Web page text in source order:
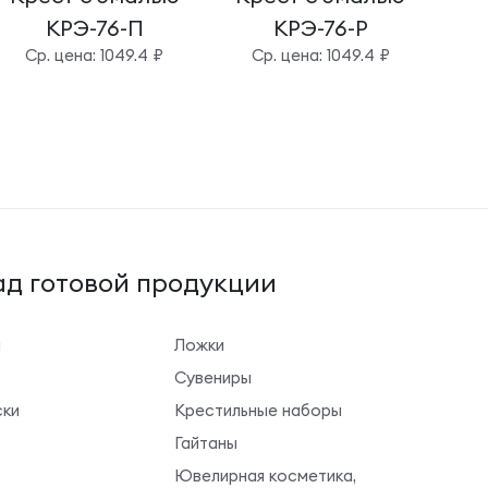
КРЭ-76-П
Cр. цена: 1049.4 ₽
КРЭ-76-Р
Cр. цена: 1049.4 ₽
готовой продукции
Ложки
Сувениры
Крестильные наборы
Гайтаны
Ювелирная косметика,